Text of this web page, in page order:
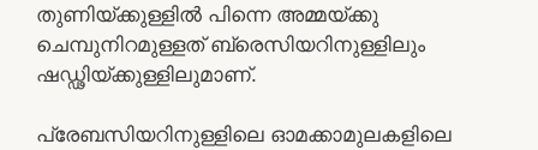
തുണിയ്ക്കുള്ളിൽ പിന്നെ അമ്മയ്ക്കു
ചെമ്പുനിറമുള്ളത് ബ്രെസിയറിനുള്ളിലും
ഷഡ്ഢിയ്ക്കുള്ളിലുമാണ്.
പ്രേബസിയറിനുള്ളിലെ ഓമക്കാമുലകളിലെ